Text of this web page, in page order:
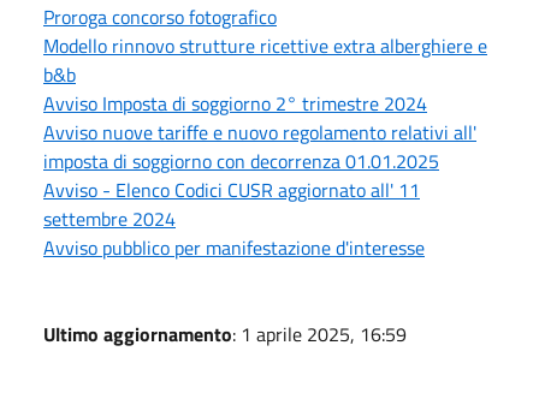
Proroga concorso fotografico
Modello rinnovo strutture ricettive extra alberghiere e
b&b
Avviso Imposta di soggiorno 2° trimestre 2024
Avviso nuove tariffe e nuovo regolamento relativi all'
imposta di soggiorno con decorrenza 01.01.2025
Avviso - Elenco Codici CUSR aggiornato all' 11
settembre 2024
Avviso pubblico per manifestazione d'interesse
Ultimo aggiornamento: 1 aprile 2025, 16:59